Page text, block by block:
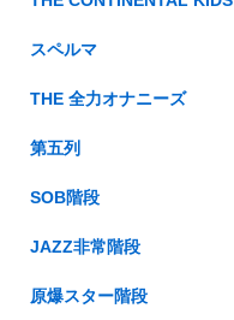
スペルマ
THE 全力オナニーズ
第五列
SOB階段
JAZZ非常階段
原爆スター階段